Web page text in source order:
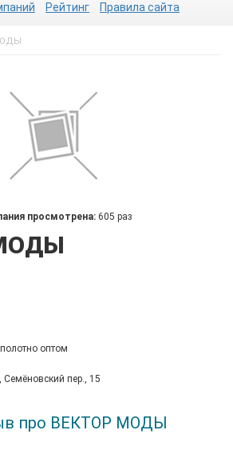
Рейтинг Правила сайта
просмотрена: 605 раз
оптом
пер., 15
про ВЕКТОР МОДЫ